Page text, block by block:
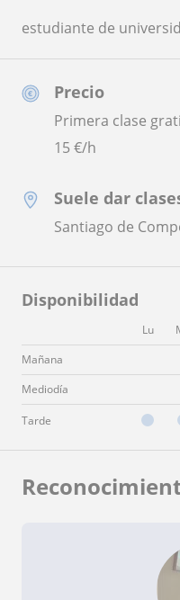
Precio
Primera clase
15€/h
Suele dar
Santiago de
Disponibilidad
Lu
Mañana
Mediodía
Tarde
estudiante de